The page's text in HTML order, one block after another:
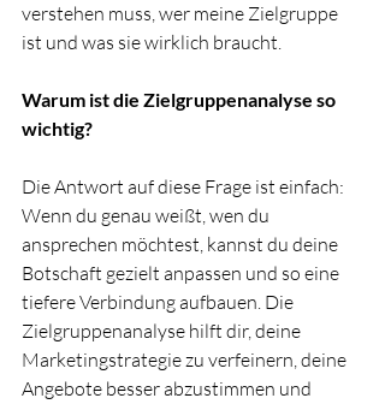
verstehen muss, wer meine Zielgruppe
ist und was sie wirklich braucht.
Warum ist die Zielgruppenanalyse so
wichtig?
Die Antwort auf diese Frage ist einfach:
Wenn du genau weißt, wen du
ansprechen möchtest, kannst du deine
Botschaft gezielt anpassen und so eine
tiefere Verbindung aufbauen. Die
Zielgruppenanalyse hilft dir, deine
Marketingstrategie zu verfeinern, deine
Angebote besser abzustimmen und